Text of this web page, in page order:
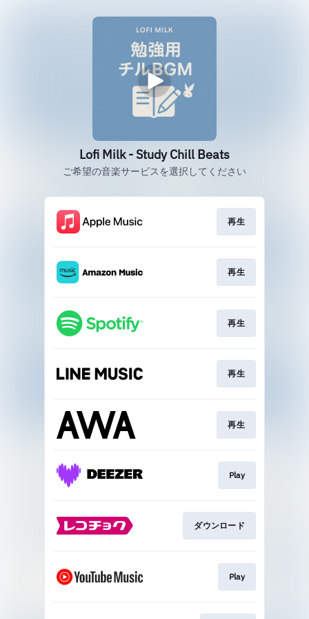
Lofi Milk - Study Chill Beats
ご希望の音楽サービスを選択してください
再生
再生
再生
再生
再生
Play
ダウンロード
Play